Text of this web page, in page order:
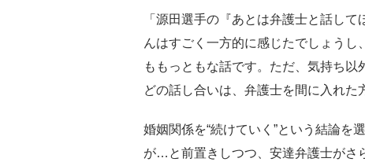
「源田選手の『あとは弁護士と話し
んはすごく一方的に感じたでしょう
ももっともな話です。ただ、気持ち
どの話し合いは、弁護士を間に入れた
婚姻関係を“続けていく”という結論を
が…と前置きしつつ、安達弁護士がさ